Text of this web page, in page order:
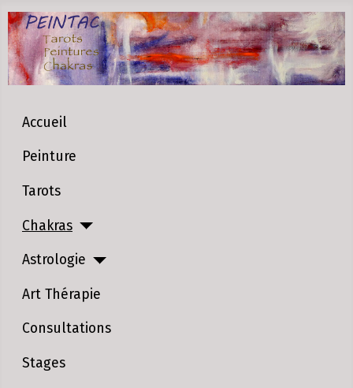
Accueil
Peinture
Tarots
Chakras
Astrologie
Art Thérapie
Consultations
Stages